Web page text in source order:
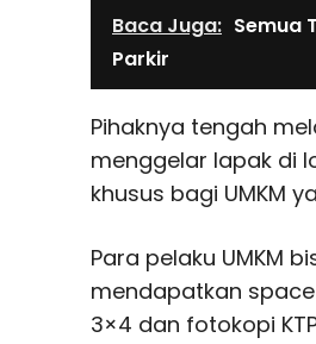
Baca Juga: Semua
Parkir
Pihaknya tengah
menggelar lapak di
khusus bagi UMKM
Para pelaku UMKM
mendapatkan
3×4 dan fotokopi